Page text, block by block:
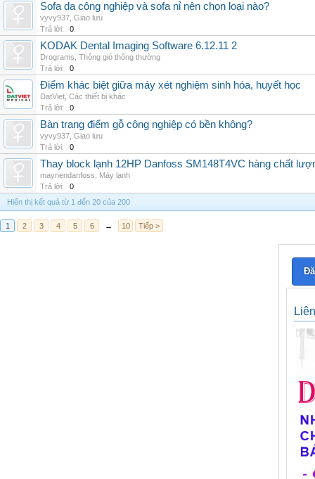
Sofa da công nghiệp và sofa nỉ nên chọn loại nào?
vyvy937 Giao lưu
Trả lời:
0
KODAK Dental Imaging Software 6.12.11 2
Drograms Thông gió thông thường
Trả lời:
0
Điểm khác biệt giữa máy xét nghiệm sinh hóa, huyết học
DatViet Các thiết bị khác
Trả lời:
0
Bàn trang điểm gỗ công nghiệp có bền không?
vyvy937 Giao lưu
Trả lời:
0
Thay block lạnh 12HP Danfoss SM148T4VC hàng chất
maynendanfoss
Máy lạnh
Trả lời:
0
Hiển thị kết quả từ 1 đến 20 của 200
1 2 3 4 5 6 → 10 Tiếp >